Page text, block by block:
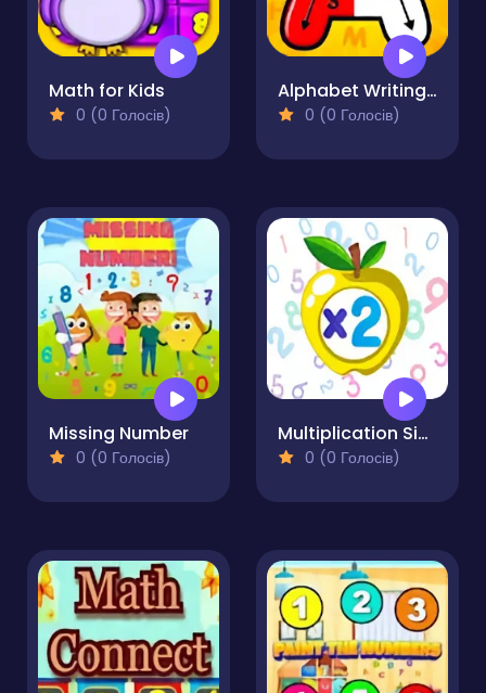
Math for Kids
0 (0 Голосів)
Alphabet Writing for Kids
0 (0 Голосів)
Missing Number
0 (0 Голосів)
Multiplication Simulator
0 (0 Голосів)